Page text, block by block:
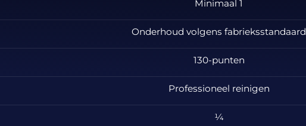
Minimaal 1
Onderhoud volgens fabrieksstandaard
130-punten
Professioneel reinigen
¼